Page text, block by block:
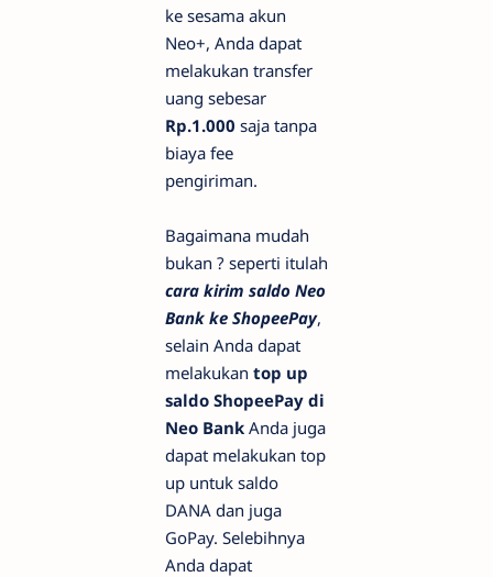
ke sesama akun
Neo+, Anda dapat
melakukan transfer
uang sebesar
Rp.1.000 saja tanpa
biaya fee
pengiriman.
Bagaimana mudah
bukan ? seperti itulah
cara kirim saldo Neo
Bank ke ShopeePay,
selain Anda dapat
melakukan top up
saldo ShopeePay di
Neo Bank Anda juga
dapat melakukan top
up untuk saldo
DANA dan juga
GoPay. Selebihnya
Anda dapat